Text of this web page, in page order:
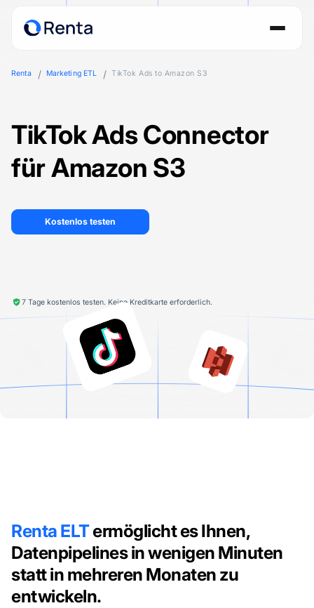
Renta Marketing ETL TikTok Ads to Amazon S3
TikTok Ads Connector
für Amazon S3
Kostenlos testen
7 Tage kostenlos testen. Keine Kreditkarte erforderlich.
Renta ELTermöglicht es Ihnen,
Datenpipelines in wenigen Minuten
statt in mehreren Monaten zu
entwickeln.